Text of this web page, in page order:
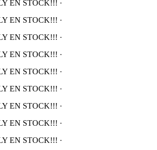
EN STOCK!!! ·
EN STOCK!!! ·
EN STOCK!!! ·
EN STOCK!!! ·
EN STOCK!!! ·
EN STOCK!!! ·
EN STOCK!!! ·
EN STOCK!!! ·
EN STOCK!!! ·